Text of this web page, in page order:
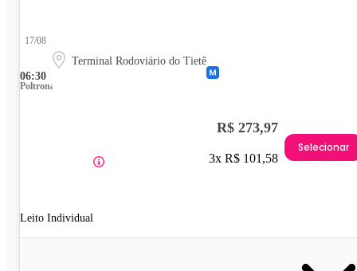
06:30
17/08
Terminal Rodoviário do Tietê
Poltrona
Leito Individual
R$ 273,97
3x R$ 101,58
Selecionar